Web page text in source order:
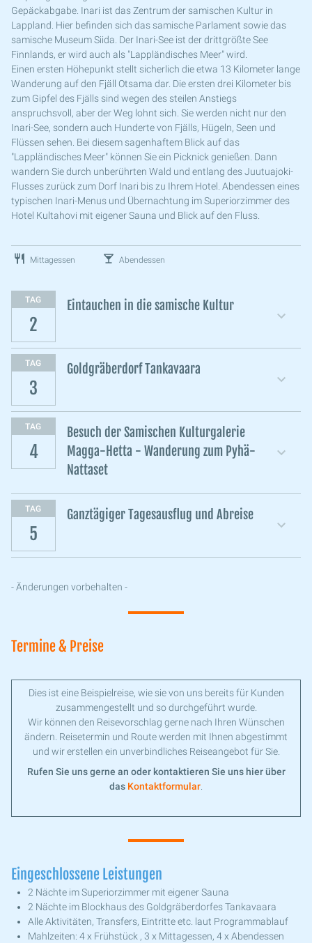
Gepäckabgabe. Inari ist das Zentrum der samischen Kultur in
Lappland. Hier befinden sich das samische Parlament sowie das
samische Museum Siida. Der Inari-See ist der drittgrößte See
Finnlands, er wird auch als "Lappländisches Meer" wird.
Einen ersten Höhepunkt stellt sicherlich die etwa 13 Kilometer lange
Wanderung auf den Fjäll Otsama dar. Die ersten drei Kilometer bis
zum Gipfel des Fjälls sind wegen des steilen Anstiegs
anspruchsvoll, aber der Weg lohnt sich. Sie werden nicht nur den
Inari-See, sondern auch Hunderte von Fjälls, Hügeln, Seen und
Flüssen sehen. Bei diesem sagenhaftem Blick auf das
"Lappländisches Meer" können Sie ein Picknick genießen. Dann
wandern Sie durch unberührten Wald und entlang des Juutuajoki-
Flusses zurück zum Dorf Inari bis zu Ihrem Hotel. Abendessen eines
typischen Inari-Menus und Übernachtung im Superiorzimmer des
Hotel Kultahovi mit eigener Sauna und Blick auf den Fluss.
Mittagessen Abendessen
TAG
2
Eintauchen in die samische Kultur
TAG
3
Goldgräberdorf Tankavaara
TAG
4
Besuch der Samischen Kulturgalerie
Magga-Hetta - Wanderung zum Pyhä-
Nattaset
TAG
5
Ganztägiger Tagesausflug und Abreise
- Änderungen vorbehalten -
Termine & Preise
Dies ist eine Beispielreise, wie sie von uns bereits für Kunden
zusammengestellt und so durchgeführt wurde.
Wir können den Reisevorschlag gerne nach Ihren Wünschen
ändern. Reisetermin und Route werden mit Ihnen abgestimmt
und wir erstellen ein unverbindliches Reiseangebot für Sie.
Rufen Sie uns gerne an oder kontaktieren Sie uns hier über
das Kontaktformular.
Eingeschlossene Leistungen
2 Nächte im Superiorzimmer mit eigener Sauna
2 Nächte im Blockhaus des Goldgräberdorfes Tankavaara
Alle Aktivitäten, Transfers, Eintritte etc. laut Programmablauf
Mahlzeiten: 4 x Frühstück , 3 x Mittagessen, 4 x Abendessen